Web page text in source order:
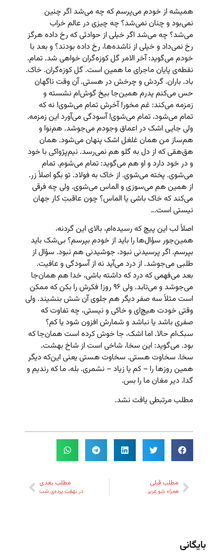
همیشه از خودم می‌پرسم که چه می‌شد اگر چنین
نمی‌بود و چنان نمی‌شد؟ چه چیزی در عالم خراب
می‌شد؟ چه می‌شد اگر خیلی از حوادثی که رخ داده هرگز
رخ نمی‌داد و خیلی از ناشده‌ها،‌ رخ داده بودند؟ و بعد با
خودم می‌گوید: آخر الامر گل کوزه‌گران خواهی شد. تمام.
نقطه‌ی پایان ماجرای ما همین است. گل کوزه‌گران. خاک.
باد. باران. گردش و چرخش در هستی. آن وقت ناگهان
حس می‌کنم پدرم همین‌جا بیخ گوش‌ام نشسته و
زمزمه می‌کند: غم مخور! آخرش تمام می‌شوی! نه که
تمام می‌شود، تمام می‌شوی! آسودگی می‌آورد این زمزمه.
ولی جایی اشک در اعماق وجودم می‌جوشد. هم‌نوا و
هم‌ساز من همان غلغل اشک پنهان می‌شود. همان
هق‌هقی که از دل به گلو هم نمی‌رسد. نیم‌پژواکی با خود
و در خود دارد و او هم می‌گوید: تمام می‌شوم. تمام
می‌شوی. پخته می‌شوی. از خاک به فولاد. تو بگو اصلاً زر.
از همین هم می‌سوزی و الماس می‌شوی. ولی چه فرقی
می‌کند که خاک باشی یا الماس؟ چون عاقبتِ کار جهان
نیستی است…
اصلاً لب این پیچ که رسیده‌ام، بالای این گردنه،
همین‌جور سؤال‌ها را باید از خودم بپرسم؟ بی‌شک باید
بپرسم. اگر پرسیدنی نبود، جوشیدنی هم نبود. سؤال از
طلبی می‌جوشد. از درد می‌آید نه از آسودگی و عافیت.
بعد می‌فهمی که درد که داشته باشی، خدا هم همان‌جا
می‌جوشد و می‌تابد. ولی ۹۶ روز! فکرش را بکن که ممکن
است مثلاً سه صفر دیگر هم جلوی آن شش بنشیند. ولی
وقتی خودت هیچ‌ای و خاکی و نیستی، چه تفاوت که
صفری باشد یا نباشد و شمارش افزون شود یا کم؟
سبک‌ام حالا. اما اشک، جا خوش کرده است همان‌جا که
بود. می‌گوید: این سخا،‌ شاخی است از شاخ بهشت.
سخا. سخاوت هستی. سخاوت هستی یعنی این‌که دیگر
همین روزها را – کم یا زیاد – نشمری. بله، ما که رندیم و
گدا، دیر مغان ما را بس.
مطلب مرتبطی یافت نشد.
مطلب قبلی
همراه شو عزیز…
مطلب بعدی
در نهفت پرده‌ی شب
بایگانی